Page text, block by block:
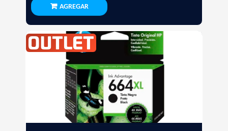
AGREGAR